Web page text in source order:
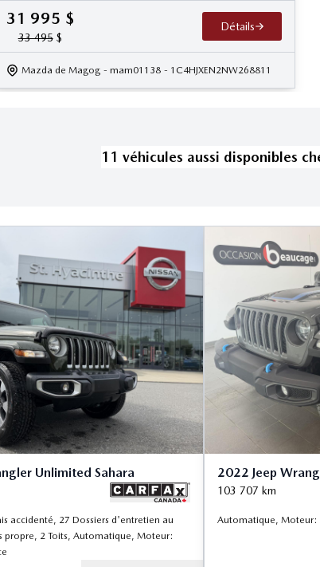
31 995 $
33 495$
Détails
Mazda de Magog - mam01138 - 1C4HJXEN2NW268811
11 véhicules aussi disponibles
Unlimited Sahara
accidenté, 27 Dossiers d'entretien au
propre, 2 Toits, Automatique, Moteur:
2022 Jeep
103 707 km
Automatique, Moteur: